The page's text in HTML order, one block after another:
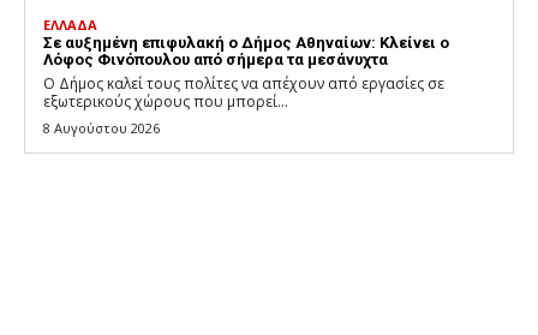
ΕΛΛΑΔΑ
Σε αυξημένη επιφυλακή ο Δήμος Αθηναίων: Κλείνει ο
Λόφος Φινόπουλου από σήμερα τα μεσάνυχτα
Ο Δήμος καλεί τους πολίτες να απέχουν από εργασίες σε
εξωτερικούς χώρους που μπορεί...
8 Αυγούστου 2026